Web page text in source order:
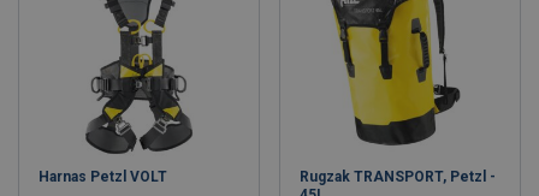
Harnas Petzl VOLT
Rugzak TRANSPORT, Petzl -